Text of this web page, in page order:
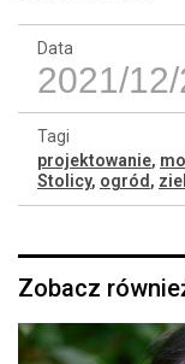
Data
2021/12/
Tagi
projektowanie,
Stolicy, ogród,
Zobacz